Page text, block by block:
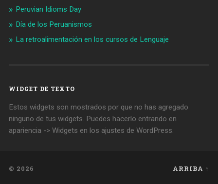
Peruvian Idioms Day
Día de los Peruanismos
La retroalimentación en los cursos de Lenguaje
WIDGET DE TEXTO
Estos widgets son mostrados por que no has agregado
ninguno de tus widgets. Puedes hacerlo entrando en
apariencia -> Widgets en los ajustes de WordPress.
© 2026 ARRIBA ↑